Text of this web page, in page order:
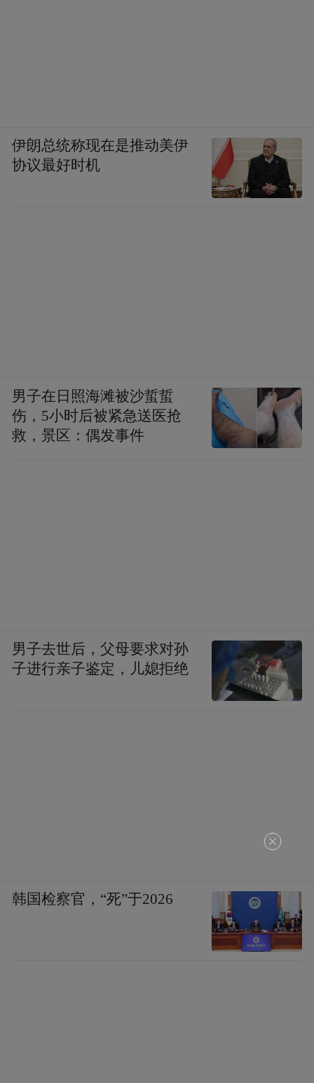
伊朗总统称现在是推动美伊
协议最好时机
男子在日照海滩被沙蜇蜇
伤，5小时后被紧急送医抢
救，景区：偶发事件
男子去世后，父母要求对孙
子进行亲子鉴定，儿媳拒绝
韩国检察官，“死”于2026